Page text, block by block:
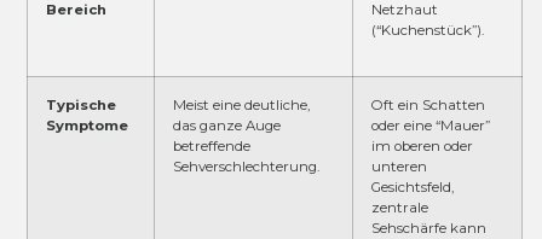
Bereich
Netzhaut
(“Kuchenstück”).
Typische
Symptome
Meist eine deutliche,
das ganze Auge
betreffende
Sehverschlechterung.
Oft ein Schatten
oder eine “Mauer”
im oberen oder
unteren
Gesichtsfeld,
zentrale
Sehschärfe kann